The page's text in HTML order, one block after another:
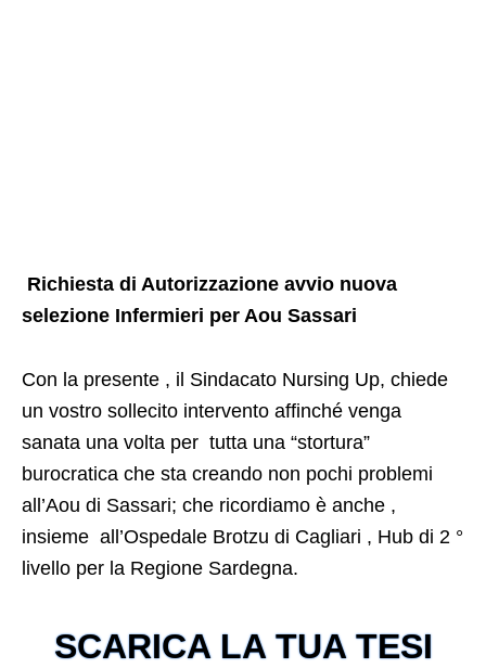
Richiesta di Autorizzazione avvio nuova
selezione Infermieri per Aou Sassari
Con la presente , il Sindacato Nursing Up, chiede
un vostro sollecito intervento affinché venga
sanata una volta per tutta una “stortura”
burocratica che sta creando non pochi problemi
all’Aou di Sassari; che ricordiamo è anche ,
insieme all’Ospedale Brotzu di Cagliari , Hub di 2 °
livello per la Regione Sardegna.
SCARICA LA TUA TESI